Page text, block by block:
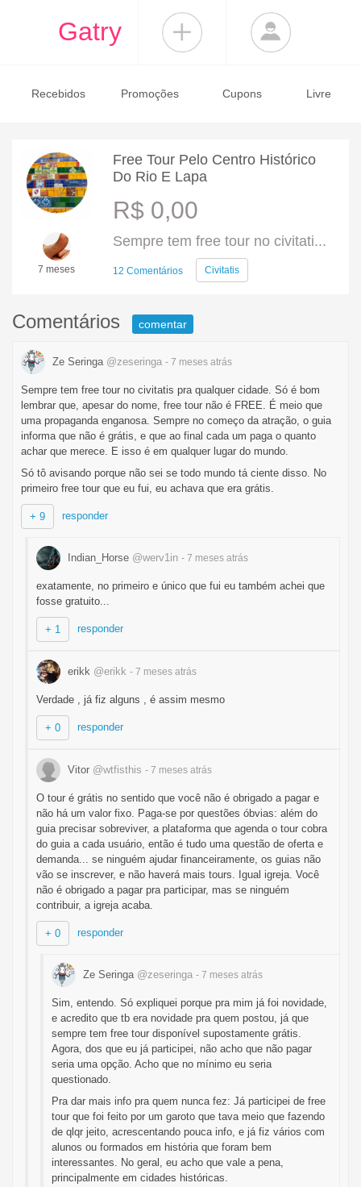
Gatry
Recebidos Promoções Cupons Livre
7 meses
Free Tour Pelo Centro Histórico
Do Rio E Lapa
R$ 0,00
Sempre tem free tour no civitati...
12 Comentários Civitatis
Comentários comentar
Ze Seringa @zeseringa - 7 meses atrás
Sempre tem free tour no civitatis pra qualquer cidade. Só é bom
lembrar que, apesar do nome, free tour não é FREE. É meio que
uma propaganda enganosa. Sempre no começo da atração, o guia
informa que não é grátis, e que ao final cada um paga o quanto
achar que merece. E isso é em qualquer lugar do mundo.
Só tô avisando porque não sei se todo mundo tá ciente disso. No
primeiro free tour que eu fui, eu achava que era grátis.
+ 9 responder
Indian_Horse @werv1in - 7 meses atrás
exatamente, no primeiro e único que fui eu também achei que
fosse gratuito...
+ 1 responder
erikk @erikk - 7 meses atrás
Verdade , já fiz alguns , é assim mesmo
+ 0 responder
Vitor @wtfisthis - 7 meses atrás
O tour é grátis no sentido que você não é obrigado a pagar e
não há um valor fixo. Paga-se por questões óbvias: além do
guia precisar sobreviver, a plataforma que agenda o tour cobra
do guia a cada usuário, então é tudo uma questão de oferta e
demanda... se ninguém ajudar financeiramente, os guias não
vão se inscrever, e não haverá mais tours. Igual igreja. Você
não é obrigado a pagar pra participar, mas se ninguém
contribuir, a igreja acaba.
+ 0 responder
Ze Seringa @zeseringa - 7 meses atrás
Sim, entendo. Só expliquei porque pra mim já foi novidade,
e acredito que tb era novidade pra quem postou, já que
sempre tem free tour disponível supostamente grátis.
Agora, dos que eu já participei, não acho que não pagar
seria uma opção. Acho que no mínimo eu seria
questionado.
Pra dar mais info pra quem nunca fez: Já participei de free
tour que foi feito por um garoto que tava meio que fazendo
de qlqr jeito, acrescentando pouca info, e já fiz vários com
alunos ou formados em história que foram bem
interessantes. No geral, eu acho que vale a pena,
principalmente em cidades históricas.